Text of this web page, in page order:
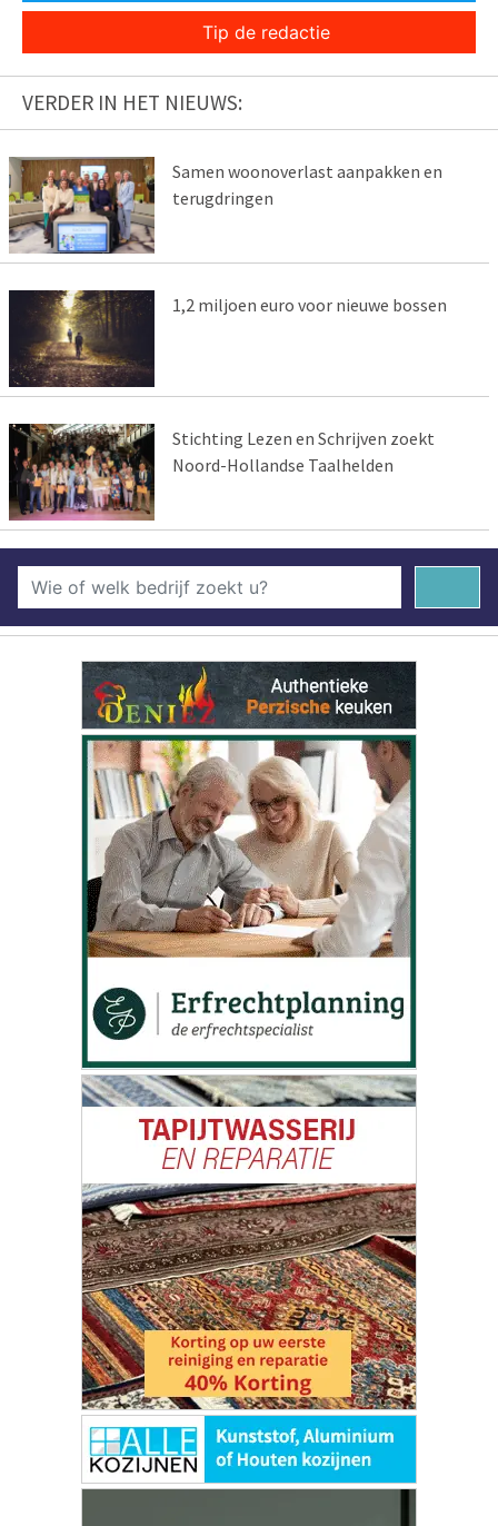
Tip de redactie
VERDER IN HET NIEUWS:
Samen woonoverlast aanpakken en
terugdringen
1,2 miljoen euro voor nieuwe bossen
Stichting Lezen en Schrijven zoekt
Noord-Hollandse Taalhelden